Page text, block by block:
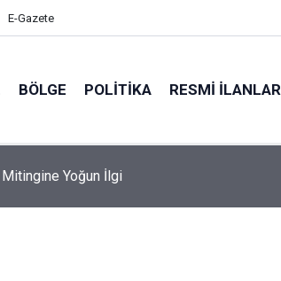
E-Gazete
BÖLGE POLITIKA RESMI İLANLAR
Yoğun İlgi